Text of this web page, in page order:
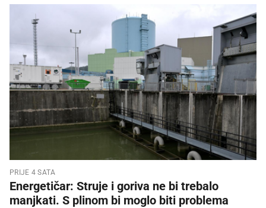
PRIJE 4 SATA
Energetičar: Struje i goriva ne bi trebalo
manjkati. S plinom bi moglo biti problema